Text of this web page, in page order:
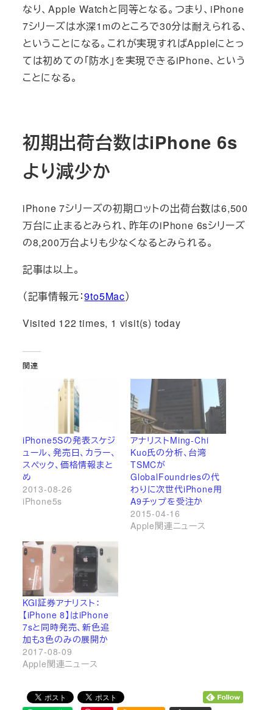
なり、Apple Watchと同等となる。つまり、iPhone
7シリーズは水深1mのところで30分は耐えられる、
ということになる。これが実現すればAppleにとっ
ては初めての「防水」を実現できるiPhone、という
ことになる。
初期出荷台数はiPhone 6s
より減少か
iPhone 7シリーズの初期ロットの出荷台数は6,500
万台に止まるとみられ、昨年のiPhone 6sシリーズ
の8,200万台よりも少なくなるとみられる。
記事は以上。
（記事情報元：9to5Mac）
Visited 122 times, 1 visit(s) today
関連
iPhone5Sの発表スケジ
ュール、発売日、カラー、
スペック、価格情報まと
め
2013-08-26
iPhone5s
アナリストMing-Chi
Kuo氏の分析、台湾
TSMCが
GlobalFoundriesの代
わりに次世代iPhone用
A9チップを受注か
2015-04-16
Apple関連ニュース
KGI証券アナリスト：
【iPhone 8】はiPhone
7sと同時発売、新色追
加も3色のみの展開か
2017-08-09
Apple関連ニュース